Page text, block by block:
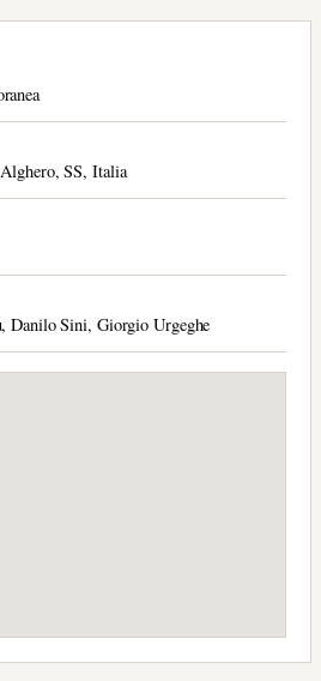
SS, Italia
Danilo Sini, Giorgio Urgeghe